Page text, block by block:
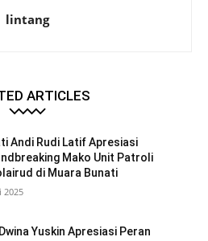
lintang
ARTICLES
Andi Rudi Latif Apresiasi
Mako Unit Patroli
di Muara Bunati
2025
Yuskin Apresiasi Peran